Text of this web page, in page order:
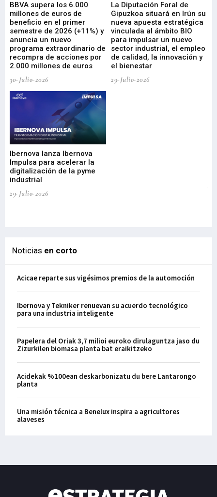
BBVA supera los 6.000
millones de euros de
beneficio en el primer
semestre de 2026 (+11%) y
anuncia un nuevo
programa extraordinario de
recompra de acciones por
2.000 millones de euros
30-Julio-2026
La Diputación Foral de
Gipuzkoa situará en Irún su
nueva apuesta estratégica
vinculada al ámbito BIO
para impulsar un nuevo
sector industrial, el empleo
de calidad, la innovación y
el bienestar
29-Julio-2026
Ibernova lanza Ibernova
Impulsa para acelerar la
digitalización de la pyme
industrial
29-Julio-2026
Noticias en corto
Acicae reparte sus vigésimos premios de la automoción
Ibernova y Tekniker renuevan su acuerdo tecnológico
para una industria inteligente
Papelera del Oriak 3,7 milioi euroko dirulaguntza jaso du
Zizurkilen biomasa planta bat eraikitzeko
Acidekak %100ean deskarbonizatu du bere Lantarongo
planta
Una misión técnica a Benelux inspira a agricultores
alaveses